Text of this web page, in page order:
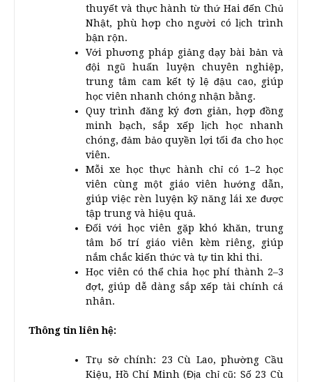
thuyết và thực hành từ thứ Hai đến Chủ
Nhật, phù hợp cho người có lịch trình
bận rộn.
Với phương pháp giảng dạy bài bản và
đội ngũ huấn luyện chuyên nghiệp,
trung tâm cam kết tỷ lệ đậu cao, giúp
học viên nhanh chóng nhận bằng.
Quy trình đăng ký đơn giản, hợp đồng
minh bạch, sắp xếp lịch học nhanh
chóng, đảm bảo quyền lợi tối đa cho học
viên.
Mỗi xe học thực hành chỉ có 1–2 học
viên cùng một giáo viên hướng dẫn,
giúp việc rèn luyện kỹ năng lái xe được
tập trung và hiệu quả.
Đối với học viên gặp khó khăn, trung
tâm bố trí giáo viên kèm riêng, giúp
nắm chắc kiến thức và tự tin khi thi.
Học viên có thể chia học phí thành 2–3
đợt, giúp dễ dàng sắp xếp tài chính cá
nhân.
Thông tin liên hệ:
Trụ sở chính: 23 Cù Lao, phường Cầu
Kiệu, Hồ Chí Minh (Địa chỉ cũ: Số 23 Cù